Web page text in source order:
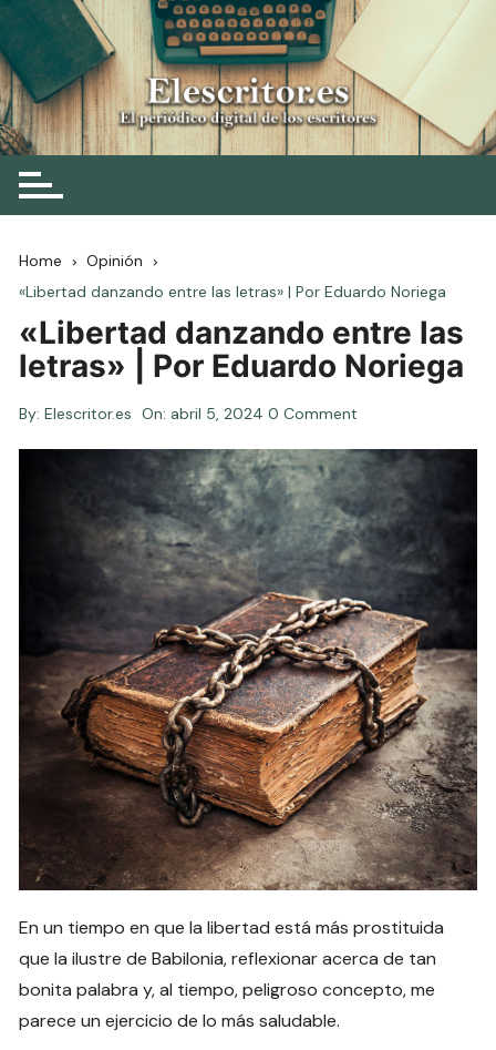
Skip
to
content
Elescritor.es
El periódico digital de los escritores
Home
Opinión
«Libertad danzando entre las letras» | Por Eduardo Noriega
«Libertad danzando entre las
letras» | Por Eduardo Noriega
By: Elescritor.es On: abril 5, 2024 0 Comment
En un tiempo en que la libertad está más prostituida
que la ilustre de Babilonia, reflexionar acerca de tan
bonita palabra y, al tiempo, peligroso concepto, me
parece un ejercicio de lo más saludable.